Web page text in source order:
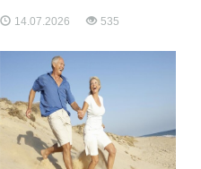
mütəxəssislər xəbərdarlıq edirlər ki,
həddindən artıq soyuq suyun
mənfi təsir göstərə bilər. Ölkə.az
xəbər verir ki, həkimlərin sözlərinə
görə, çox soyu
14.07.2026 535